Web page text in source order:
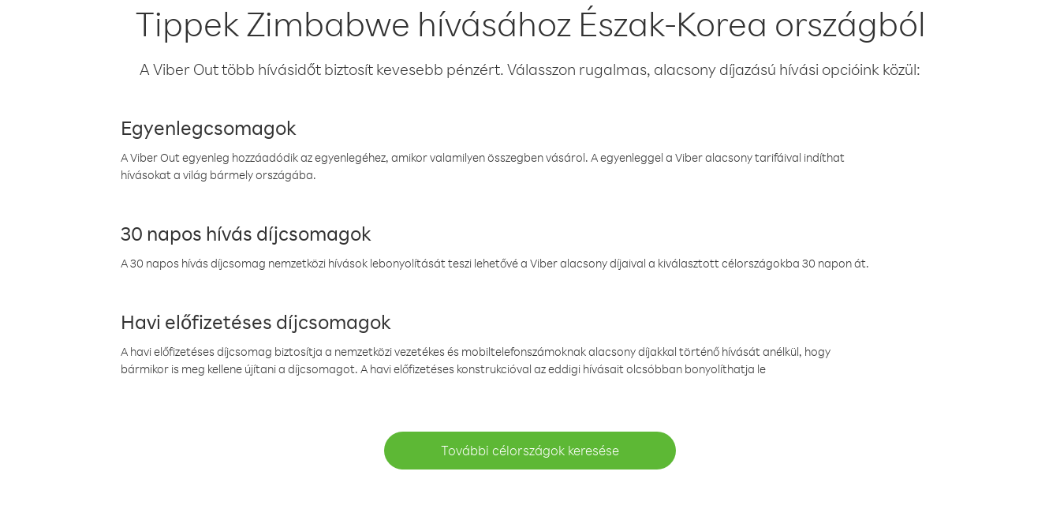
Tippek Zimbabwe hívásához Észak-Korea országból
A Viber Out több hívásidőt biztosít kevesebb pénzért. Válasszon rugalmas, alacsony díjazású hívási opcióink közül:
Egyenlegcsomagok
A Viber Out egyenleg hozzáadódik az egyenlegéhez, amikor valamilyen összegben vásárol. A egyenleggel a Viber alacsony tarifáival indíthat
hívásokat a világ bármely országába.
30 napos hívás díjcsomagok
A 30 napos hívás díjcsomag nemzetközi hívások lebonyolítását teszi lehetővé a Viber alacsony díjaival a kiválasztott célországokba 30 napon át.
Havi előfizetéses díjcsomagok
A havi előfizetéses díjcsomag biztosítja a nemzetközi vezetékes és mobiltelefonszámoknak alacsony díjakkal történő hívását anélkül, hogy
bármikor is meg kellene újítani a díjcsomagot. A havi előfizetéses konstrukcióval az eddigi hívásait olcsóbban bonyolíthatja le
További célországok keresése